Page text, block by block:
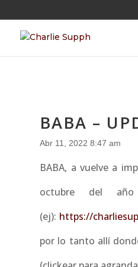
BABA –
Abr 11, 2022 8:47 am
BABA, a vuelve a
octubre del
(ej): https://
por lo tanto allí